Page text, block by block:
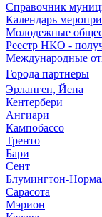
Справочник
Календарь
Молодежные
Реестр НКО -
Международные
Города партнеры
Эрланген, Йена
Кентербери
Ангиари
Кампобассо
Тренто
Бари
Сент
Блумингтон-
Сарасота
Мэрион